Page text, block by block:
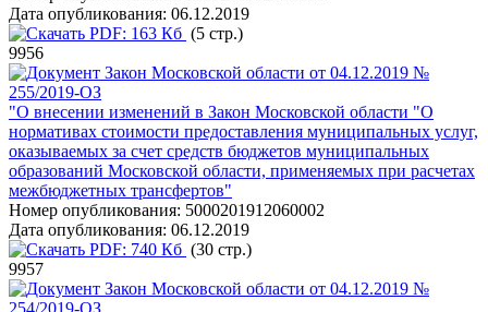
Дата опубликования: 06.12.2019
PDF: 163 Кб (5 стр.)
9956
Закон Московской области от 04.12.2019 №
255/2019-ОЗ
"О внесении изменений в Закон Московской области "О
нормативах стоимости предоставления муниципальных услуг,
оказываемых за счет средств бюджетов муниципальных
образований Московской области, применяемых при расчетах
межбюджетных трансфертов"
Номер опубликования: 5000201912060002
Дата опубликования: 06.12.2019
PDF: 740 Кб (30 стр.)
9957
Закон Московской области от 04.12.2019 №
254/2019-ОЗ